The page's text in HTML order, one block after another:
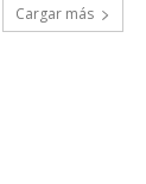
Cargar más